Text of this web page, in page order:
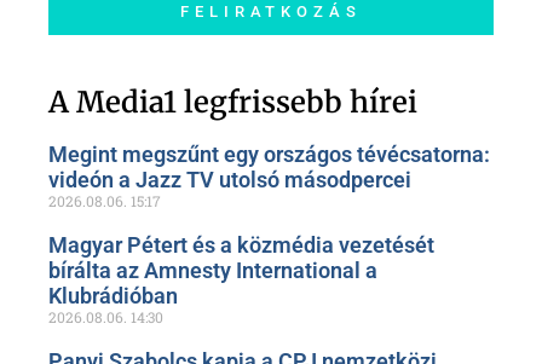
FELIRATKOZÁS
oldalunkon!
A Media1 legfrissebb hírei
Megint megszűnt egy országos tévécsatorna:
videón a Jazz TV utolsó másodpercei
2026.08.06. 15:17
Magyar Pétert és a közmédia vezetését
bírálta az Amnesty International a
Klubrádióban
2026.08.06. 14:30